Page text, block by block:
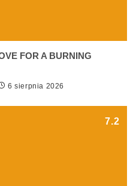
FOR A BURNING
6 sierpnia 2026
7.2